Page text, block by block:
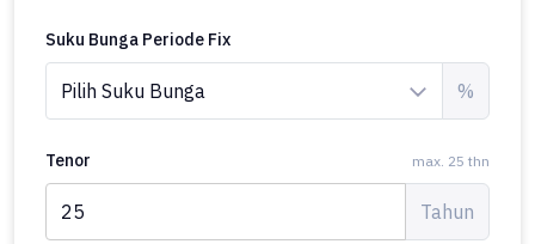
Suku Bunga Periode Fix
%
Tenor max. 25 thn
Tahun